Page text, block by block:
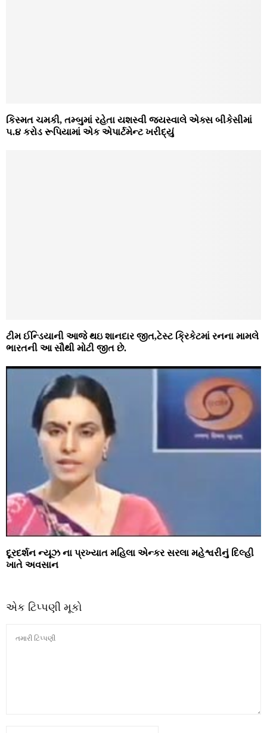
કિસ્મત ચમકી, તમ્બુમાં રહેતા યશસ્‍વી જયસ્‍વાલે એક્‍સ બીકેસીમાં
૫.૪ કરોડ રૂપિયામાં એક એપાર્ટમેન્‍ટ ખરીદ્યું
ટીમ ઈન્ડિયાની આજે થઇ શાનદાર જીત,ટેસ્ટ ક્રિકેટમાં રનના મામલે
ભારતની આ સૌથી મોટી જીત છે.
દૂરદર્શન ન્‍યૂઝ ના પ્રખ્યાત મહિલા એન્‍કર સરલા મહેશ્વરીનું દિલ્‍હી
ખાતે અવસાન
એક ટિપ્પણી મૂકો